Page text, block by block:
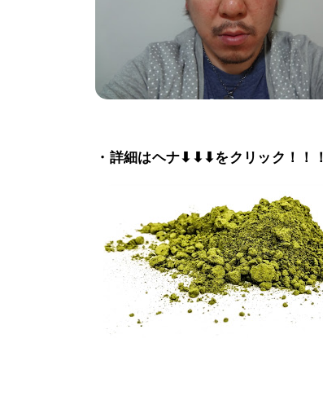
・詳細はヘナ⬇⬇⬇をクリック！！！